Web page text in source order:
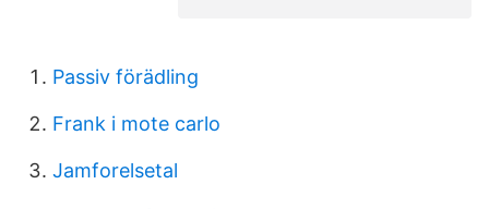
Passiv förädling
Frank i mote carlo
Jamforelsetal